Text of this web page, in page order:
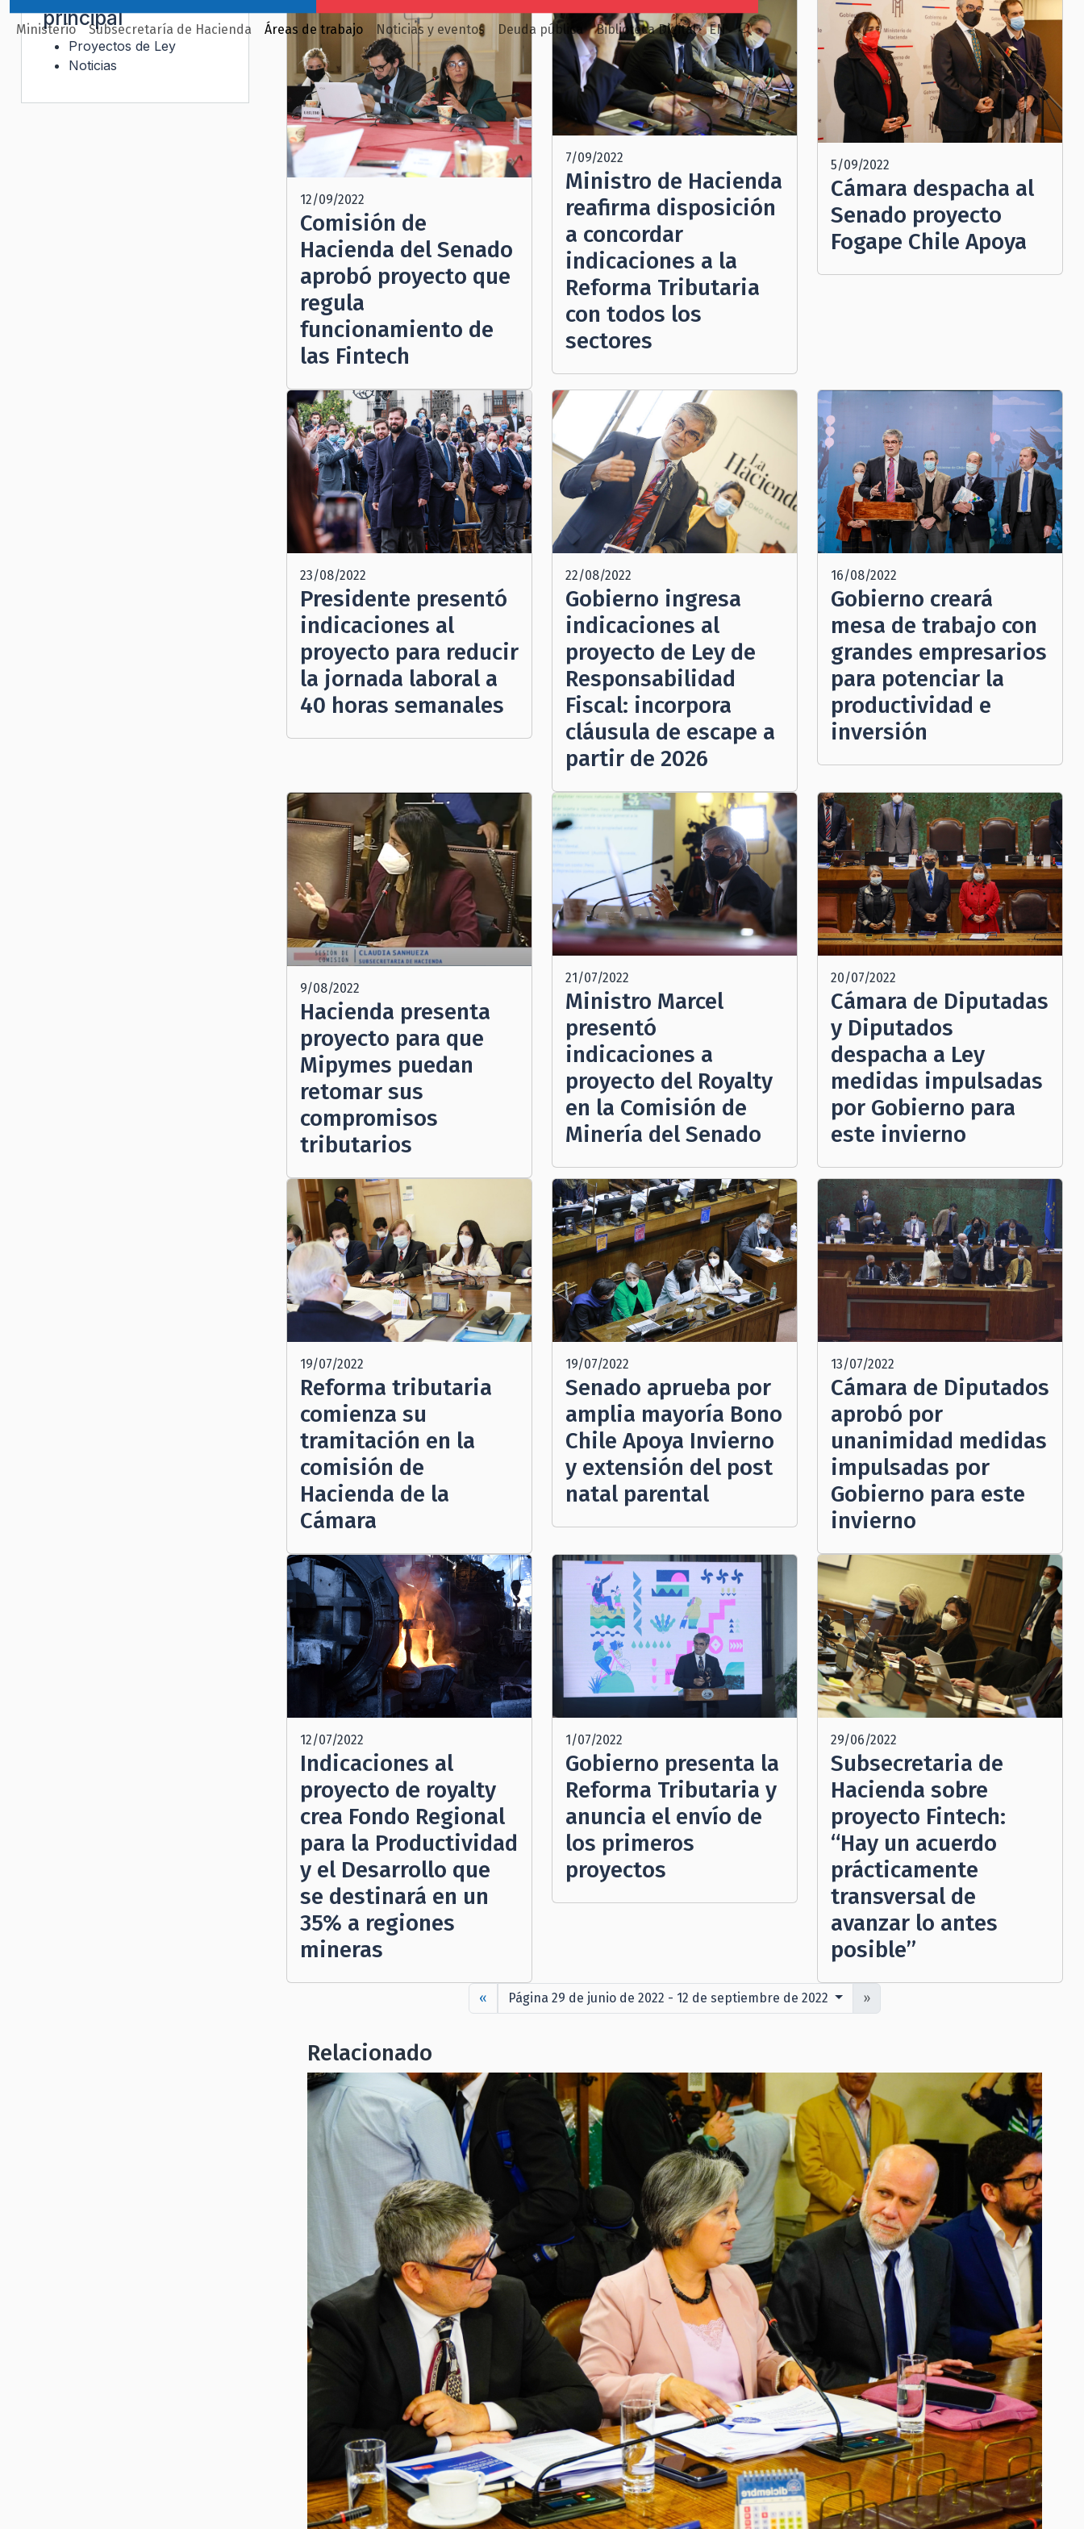
Ministerio Subsecretaría de Hacienda Áreas de trabajo Noticias y eventos Deuda pública Biblioteca Digital EN
12/09/2022
Comisión de
Hacienda del Senado
aprobó proyecto que
regula
funcionamiento de
las Fintech
7/09/2022
Ministro de Hacienda
reafirma disposición
a concordar
indicaciones a la
Reforma Tributaria
con todos los
sectores
5/09/2022
Cámara despacha al
Senado proyecto
Fogape Chile Apoya
23/08/2022
Presidente presentó
indicaciones al
proyecto para reducir
la jornada laboral a
40 horas semanales
22/08/2022
Gobierno ingresa
indicaciones al
proyecto de Ley de
Responsabilidad
Fiscal: incorpora
cláusula de escape a
partir de 2026
16/08/2022
Gobierno creará
mesa de trabajo con
grandes empresarios
para potenciar la
productividad e
inversión
9/08/2022
Hacienda presenta
proyecto para que
Mipymes puedan
retomar sus
compromisos
tributarios
21/07/2022
Ministro Marcel
presentó
indicaciones a
proyecto del Royalty
en la Comisión de
Minería del Senado
20/07/2022
Cámara de Diputadas
y Diputados
despacha a Ley
medidas impulsadas
por Gobierno para
este invierno
19/07/2022
Reforma tributaria
comienza su
tramitación en la
comisión de
Hacienda de la
Cámara
19/07/2022
Senado aprueba por
amplia mayoría Bono
Chile Apoya Invierno
y extensión del post
natal parental
13/07/2022
Cámara de Diputados
aprobó por
unanimidad medidas
impulsadas por
Gobierno para este
invierno
12/07/2022
Indicaciones al
proyecto de royalty
crea Fondo Regional
para la Productividad
y el Desarrollo que
se destinará en un
35% a regiones
mineras
1/07/2022
Gobierno presenta la
Reforma Tributaria y
anuncia el envío de
los primeros
proyectos
29/06/2022
Subsecretaria de
Hacienda sobre
proyecto Fintech:
“Hay un acuerdo
prácticamente
transversal de
avanzar lo antes
posible”
« Página 29 de junio de 2022 - 12 de septiembre de 2022 »
Relacionado
principal
Proyectos de Ley
Noticias